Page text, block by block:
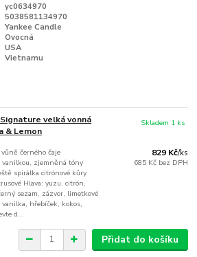
yc0634970
5038581134970
Yankee Candle
Ovocná
USA
Vietnamu
velká vonná
& Lemon
černého čaje
vanilkou, zjemněná tóny
spirálka citrónové kůry.
Hlava: yuzu, citrón,
sezam, zázvor, limetkové
hřebíček, kokos,
d...
829 Kč/ks
685 Kč bez DPH
Skladem 1 ks
Přidat do košíku